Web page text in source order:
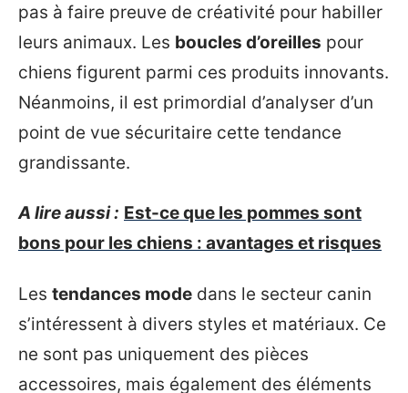
pas à faire preuve de créativité pour habiller
leurs animaux. Les boucles d’oreilles pour
chiens figurent parmi ces produits innovants.
Néanmoins, il est primordial d’analyser d’un
point de vue sécuritaire cette tendance
grandissante.
A lire aussi : Est-ce que les pommes sont
bons pour les chiens : avantages et risques
Les tendances mode dans le secteur canin
s’intéressent à divers styles et matériaux. Ce
ne sont pas uniquement des pièces
accessoires, mais également des éléments